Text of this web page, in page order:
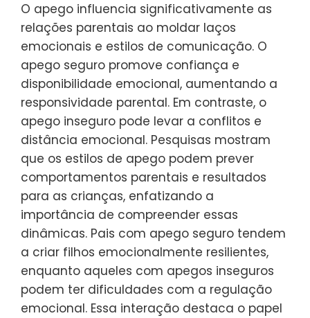
O apego influencia significativamente as
relações parentais ao moldar laços
emocionais e estilos de comunicação. O
apego seguro promove confiança e
disponibilidade emocional, aumentando a
responsividade parental. Em contraste, o
apego inseguro pode levar a conflitos e
distância emocional. Pesquisas mostram
que os estilos de apego podem prever
comportamentos parentais e resultados
para as crianças, enfatizando a
importância de compreender essas
dinâmicas. Pais com apego seguro tendem
a criar filhos emocionalmente resilientes,
enquanto aqueles com apegos inseguros
podem ter dificuldades com a regulação
emocional. Essa interação destaca o papel